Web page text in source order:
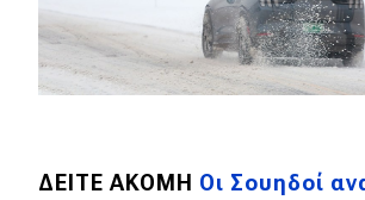
ΔΕΙΤΕ ΑΚΟΜΗ Οι Σουηδοί